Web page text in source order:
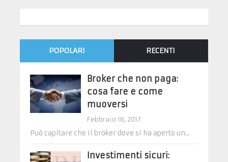
POPOLARI RECENTI
Broker che non paga:
cosa fare e come
muoversi
Febbraio 16, 2017
Può capitare che il broker dove si ha aperto un...
Investimenti sicuri: